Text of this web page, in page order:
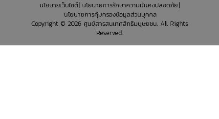
นโยบายเว็บไซต์ นโยบายการรักษาความมั่นคงปลอดภัย
นโยบายการคุ้มครองข้อมูลส่วนบุคคล
Copyright © 2026 ศูนย์สารสนเทศสิทธิมนุษยชน. All Rights
Reserved.